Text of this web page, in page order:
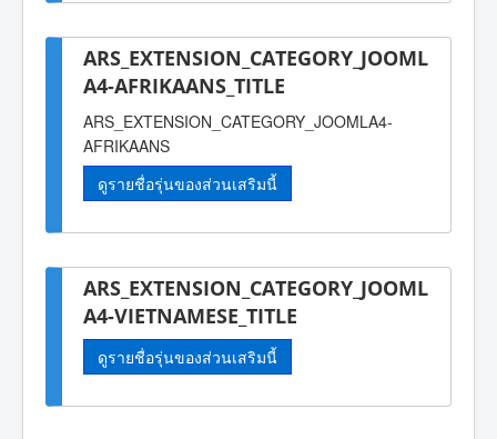
ARS_EXTENSION_CATEGORY_JOOML
A4-AFRIKAANS_TITLE
ARS_EXTENSION_CATEGORY_JOOMLA4-
AFRIKAANS
ดูรายชื่อรุ่นของส่วนเสริมนี้
ARS_EXTENSION_CATEGORY_JOOML
A4-VIETNAMESE_TITLE
ดูรายชื่อรุ่นของส่วนเสริมนี้